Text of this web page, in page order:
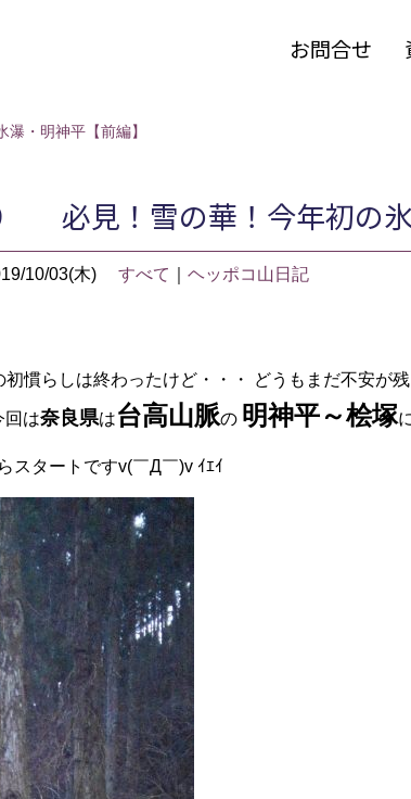
お問合せ
・明神平【前編】
必見！雪の華！今年初の氷
10/03(木) すべて ヘッポコ山日記
初慣らしは終わったけど・・・ どうもまだ不安が
回は奈良県は台高山脈の 明神平～桧塚
スタートですv(￣Д￣)v ｲｴｲ